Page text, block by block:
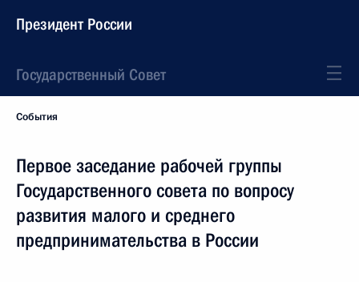
Президент России
Государственный Совет
События
Первое заседание рабочей группы
Государственного совета по вопросу
развития малого и среднего
предпринимательства в России